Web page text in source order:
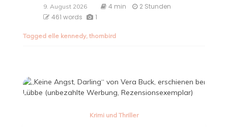
9. August 2026 4 min
2 Stunden
461 words
1
Tagged elle kennedy, thornbird
Krimi und Thriller